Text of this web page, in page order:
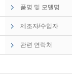
품명 및 모델명
제조자/수입자
관련 연락처